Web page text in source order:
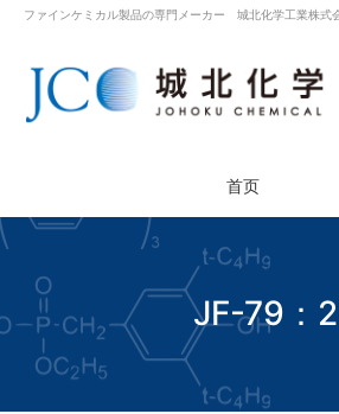
JF-79：
ファインケミカル製品の専門メーカー 城北化学工業株式
首页